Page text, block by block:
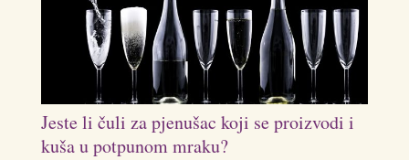
Jeste li čuli za pjenušac koji se proizvodi i
kuša u potpunom mraku?